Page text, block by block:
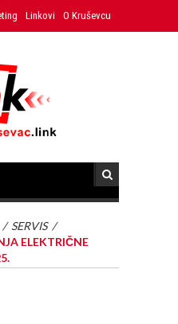
Linkovi O Kruševcu
/ SERVIS /
ELEKTRIČNE